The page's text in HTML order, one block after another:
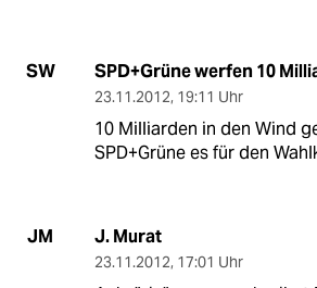
SW SPD+Grüne werfen 10
23.11.2012, 19:11 Uhr
10 Milliarden in den Wind
SPD+Grüne es für den
JM J. Murat
23.11.2012, 17:01 Uhr